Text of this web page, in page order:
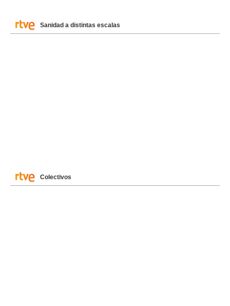
Sanidad a distintas escalas
Colectivos